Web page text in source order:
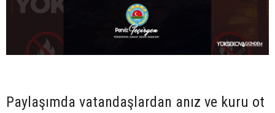
Paylaşımda vatandaşlardan anız ve kuru ot